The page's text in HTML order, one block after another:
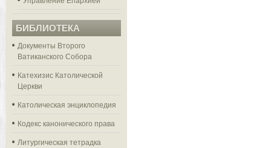
БИБЛИОТЕКА
Документы Второго
Ватиканского Собора
Катехизис Католической
Церкви
Католическая энциклопедия
Кодекс канонического права
Литургическая тетрадка